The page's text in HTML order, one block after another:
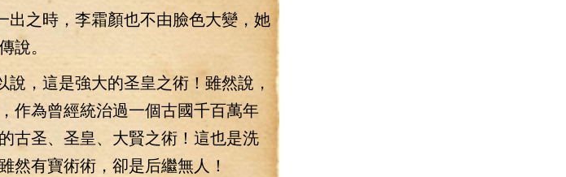
之時，李霜顏也不由臉色大變，她
說。
，這是強大的圣皇之術！雖然說，
作為曾經統治過一個古國千百萬年
古圣、圣皇、大賢之術！這也是洗
然有寶術術，卻是后繼無人！